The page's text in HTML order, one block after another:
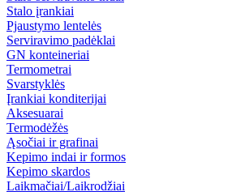
Stalo įrankiai
Pjaustymo lentelės
Serviravimo padėklai
GN konteineriai
Termometrai
Svarstyklės
Įrankiai konditerijai
Aksesuarai
Termodėžės
Ąsočiai ir grafinai
Kepimo indai ir formos
Kepimo skardos
Laikmačiai/Laikrodžiai